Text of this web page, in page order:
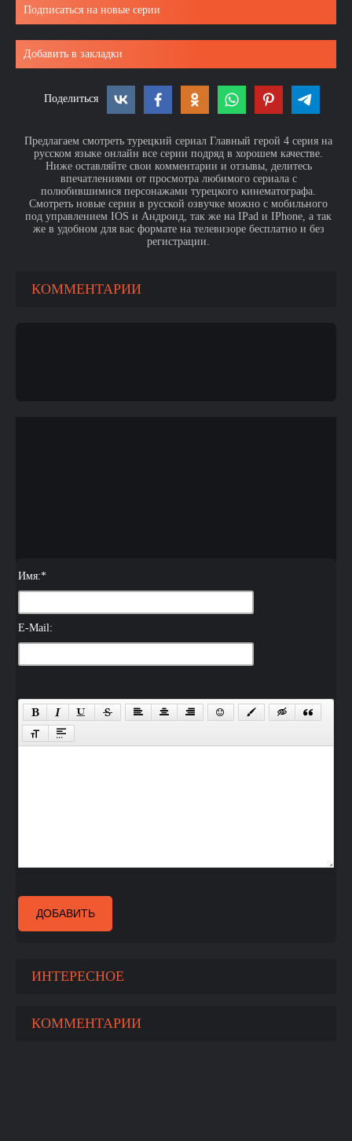
Подписаться на новые серии
Добавить в закладки
Поделиться
Предлагаем смотреть турецкий сериал Главный герой 4 серия на
русском языке онлайн все серии подряд в хорошем качестве.
Ниже оставляйте свои комментарии и отзывы, делитесь
впечатлениями от просмотра любимого сериала с
полюбившимися персонажами турецкого кинематографа.
Смотреть новые серии в русской озвучке можно с мобильного
под управлением IOS и Андроид, так же на IPad и IPhone, а так
же в удобном для вас формате на телевизоре бесплатно и без
регистрации.
КОММЕНТАРИИ
Имя:*
E-Mail:
ДОБАВИТЬ
ИНТЕРЕСНОЕ
КОММЕНТАРИИ